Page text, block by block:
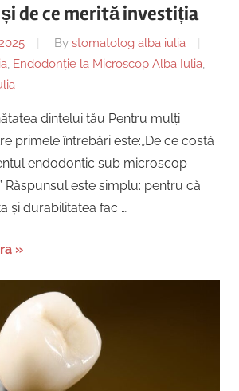
de ce merită investiția
By stomatolog alba iulia
, Endodonție la Microscop Alba Iulia,
dintelui tău Pentru mulți
primele întrebări este:„De ce costă
endodontic sub microscop
Răspunsul este simplu: pentru că
și durabilitatea fac …